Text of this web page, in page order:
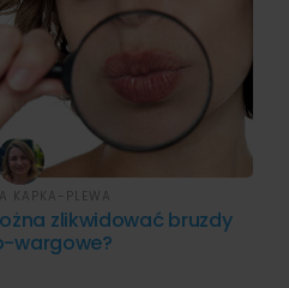
zlikwidować bruzdy
wargowe?
KAPKA-PLEWA